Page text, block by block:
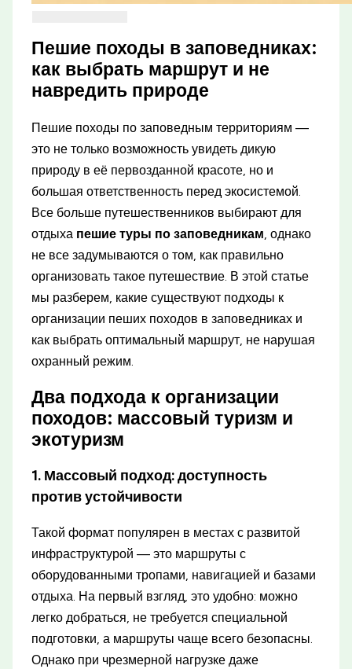
Пешие походы в заповедниках:
как выбрать маршрут и не
навредить природе
Пешие походы по заповедным территориям —
это не только возможность увидеть дикую
природу в её первозданной красоте, но и
большая ответственность перед экосистемой.
Все больше путешественников выбирают для
отдыха пешие туры по заповедникам , однако
не все задумываются о том, как правильно
организовать такое путешествие. В этой статье
мы разберем, какие существуют подходы к
организации пеших походов в заповедниках и
как выбрать оптимальный маршрут, не нарушая
охранный режим.
Два подхода к организации
походов: массовый туризм и
экотуризм
1. Массовый подход: доступность
против устойчивости
Такой формат популярен в местах с развитой
инфраструктурой — это маршруты с
оборудованными тропами, навигацией и базами
отдыха. На первый взгляд, это удобно: можно
легко добраться, не требуется специальной
подготовки, а маршруты чаще всего безопасны.
Однако при чрезмерной нагрузке даже